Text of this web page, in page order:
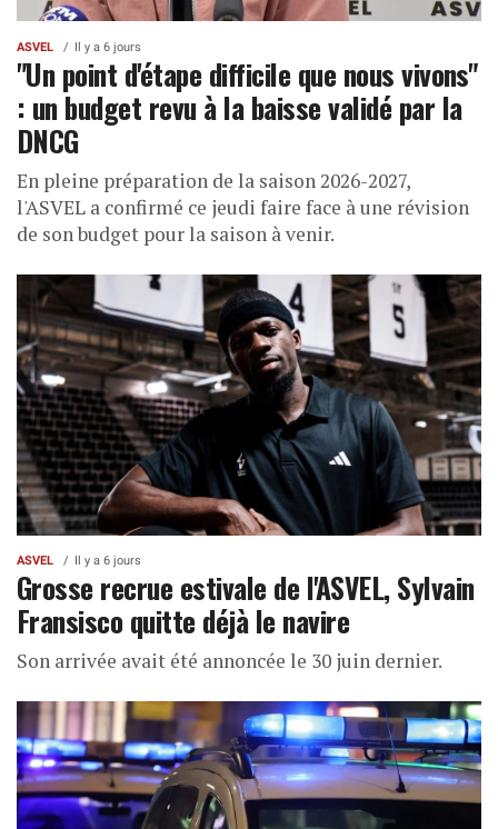
ASVEL Il y a 6 jours
"Un point d'étape difficile que nous vivons"
: un budget revu à la baisse validé par la
DNCG
En pleine préparation de la saison 2026-2027,
l'ASVEL a confirmé ce jeudi faire face à une révision
de son budget pour la saison à venir.
ASVEL Il y a 6 jours
Grosse recrue estivale de l'ASVEL, Sylvain
Fransisco quitte déjà le navire
Son arrivée avait été annoncée le 30 juin dernier.